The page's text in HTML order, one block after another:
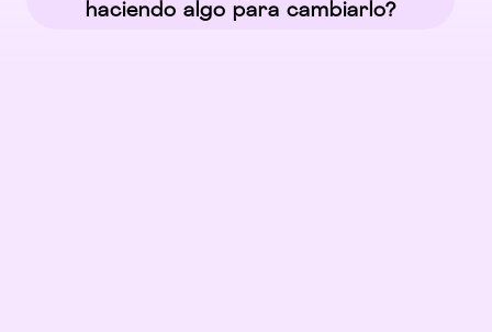
haciendo algo para cambiarlo?